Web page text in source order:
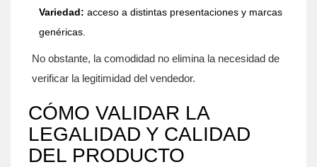
Variedad: acceso a distintas presentaciones y marcas
genéricas.
No obstante, la comodidad no elimina la necesidad de
verificar la legitimidad del vendedor.
CÓMO VALIDAR LA
LEGALIDAD Y CALIDAD
DEL PRODUCTO